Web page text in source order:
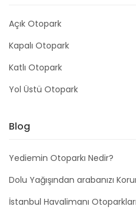
Açık Otopark
Kapalı Otopark
Katlı Otopark
Yol Üstü Otopark
Blog
Yediemin Otoparkı Nedir?
Dolu Yağışından arabanızı
İstanbul Havalimanı